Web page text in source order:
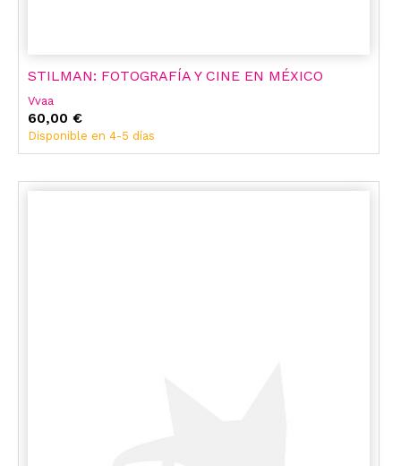
STILMAN: FOTOGRAFÍA Y CINE EN MÉXICO
Vvaa
60,00 €
Disponible en 4-5 días